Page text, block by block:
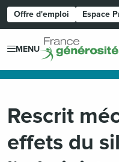
Offre d'emploi Espace
MENU
Rescrit
effets du